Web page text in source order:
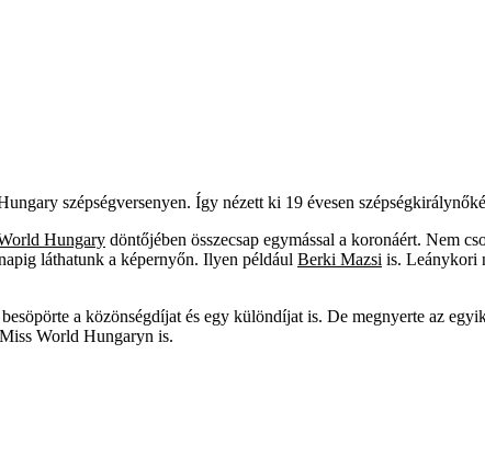
szépségversenyen. Így nézett ki 19 évesen
Hungary döntőjében összecsap egymással a koronáért. Nem
láthatunk a képernyőn. Ilyen például Berki Mazsi is. Leánykori
a közönségdíjat és egy különdíjat is. De megnyerte az
World Hungaryn is.